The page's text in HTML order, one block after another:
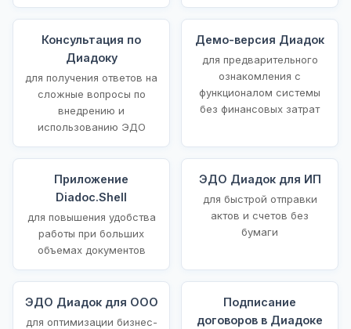
Консультация по
Диадоку
для получения ответов на
сложные вопросы по
внедрению и
использованию ЭДО
Демо-версия Диадок
для предварительного
ознакомления с
функционалом системы
без финансовых затрат
Приложение
Diadoc.Shell
для повышения удобства
работы при больших
объемах документов
ЭДО Диадок для ИП
для быстрой отправки
актов и счетов без
бумаги
ЭДО Диадок для ООО
для оптимизации бизнес-
Подписание
договоров в Диадоке